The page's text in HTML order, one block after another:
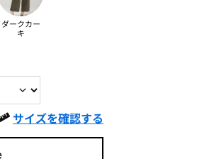
ダークカー
キ
サイズを確認する